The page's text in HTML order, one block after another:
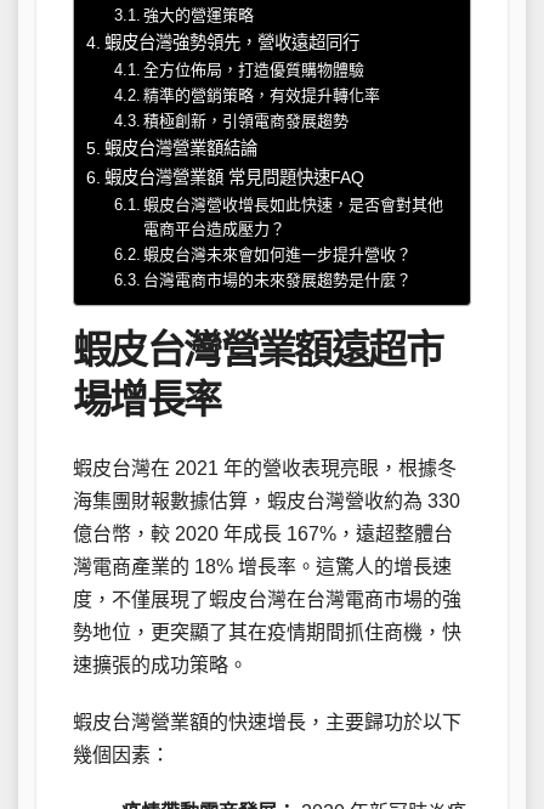
強大的營運策略
蝦皮台灣強勢領先，營收遠超同行
全方位佈局，打造優質購物體驗
精準的營銷策略，有效提升轉化率
積極創新，引領電商發展趨勢
蝦皮台灣營業額結論
蝦皮台灣營業額 常見問題快速FAQ
蝦皮台灣營收增長如此快速，是否會對其他
電商平台造成壓力？
蝦皮台灣未來會如何進一步提升營收？
台灣電商市場的未來發展趨勢是什麼？
蝦皮台灣營業額遠超市
場增長率
蝦皮台灣在 2021 年的營收表現亮眼，根據冬
海集團財報數據估算，蝦皮台灣營收約為 330
億台幣，較 2020 年成長 167%，遠超整體台
灣電商產業的 18% 增長率。這驚人的增長速
度，不僅展現了蝦皮台灣在台灣電商市場的強
勢地位，更突顯了其在疫情期間抓住商機，快
速擴張的成功策略。
蝦皮台灣營業額的快速增長，主要歸功於以下
幾個因素：